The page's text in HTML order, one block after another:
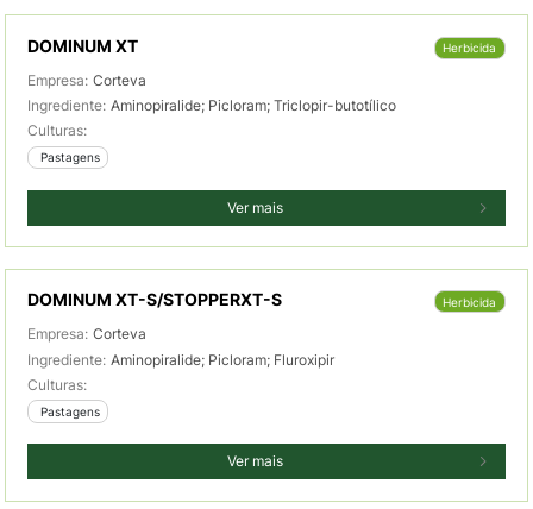
DOMINUM XT Herbicida
Empresa: Corteva
Ingrediente: Aminopiralide; Picloram; Triclopir-butotílico
Culturas:
Pastagens
Ver mais
DOMINUM XT-S/STOPPERXT-S Herbicida
Empresa: Corteva
Ingrediente: Aminopiralide; Picloram; Fluroxipir
Culturas:
Pastagens
Ver mais